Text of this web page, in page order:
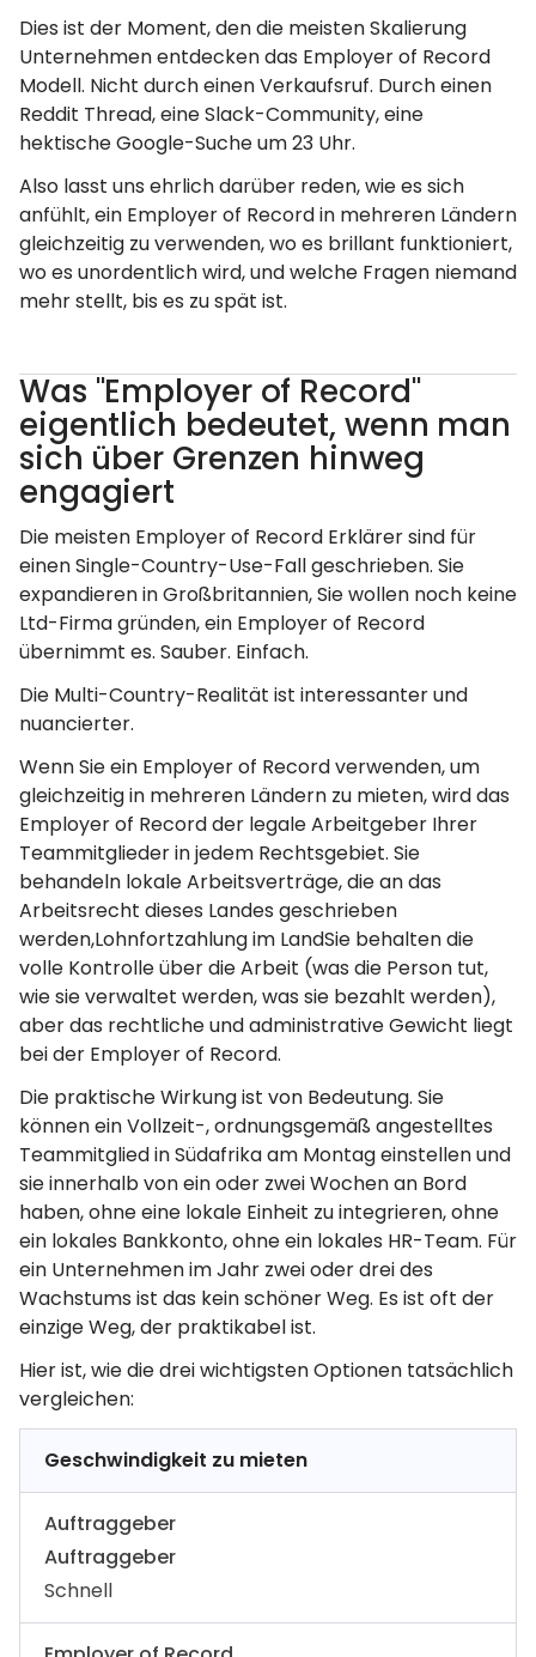
Dies ist der Moment, den die meisten Skalierung
Unternehmen entdecken das Employer of Record
Modell. Nicht durch einen Verkaufsruf. Durch einen
Reddit Thread, eine Slack-Community, eine
hektische Google-Suche um 23 Uhr.
Also lasst uns ehrlich darüber reden, wie es sich
anfühlt, ein Employer of Record in mehreren Ländern
gleichzeitig zu verwenden, wo es brillant funktioniert,
wo es unordentlich wird, und welche Fragen niemand
mehr stellt, bis es zu spät ist.
Was "Employer of Record"
eigentlich bedeutet, wenn man
sich über Grenzen hinweg
engagiert
Die meisten Employer of Record Erklärer sind für
einen Single-Country-Use-Fall geschrieben. Sie
expandieren in Großbritannien, Sie wollen noch keine
Ltd-Firma gründen, ein Employer of Record
übernimmt es. Sauber. Einfach.
Die Multi-Country-Realität ist interessanter und
nuancierter.
Wenn Sie ein Employer of Record verwenden, um
gleichzeitig in mehreren Ländern zu mieten, wird das
Employer of Record der legale Arbeitgeber Ihrer
Teammitglieder in jedem Rechtsgebiet. Sie
behandeln lokale Arbeitsverträge, die an das
Arbeitsrecht dieses Landes geschrieben
werden,Lohnfortzahlung im LandSie behalten die
volle Kontrolle über die Arbeit (was die Person tut,
wie sie verwaltet werden, was sie bezahlt werden),
aber das rechtliche und administrative Gewicht liegt
bei der Employer of Record.
Die praktische Wirkung ist von Bedeutung. Sie
können ein Vollzeit-, ordnungsgemäß angestelltes
Teammitglied in Südafrika am Montag einstellen und
sie innerhalb von ein oder zwei Wochen an Bord
haben, ohne eine lokale Einheit zu integrieren, ohne
ein lokales Bankkonto, ohne ein lokales HR-Team. Für
ein Unternehmen im Jahr zwei oder drei des
Wachstums ist das kein schöner Weg. Es ist oft der
einzige Weg, der praktikabel ist.
Hier ist, wie die drei wichtigsten Optionen tatsächlich
vergleichen:
Geschwindigkeit zu mieten
Auftraggeber
Auftraggeber
Schnell